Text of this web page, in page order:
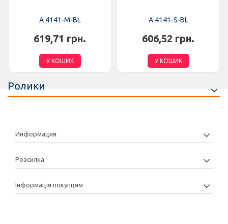
A 4141-M-BL
619,71 грн.
У КОШИК
A 4141-S-BL
606,52 грн.
У КОШИК
Ролики
Информация
Розсилка
Інформація покупцям